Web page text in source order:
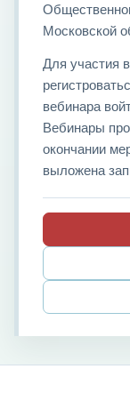
Московской
Для участия
вебинара
Вебинары
окончании
выложена